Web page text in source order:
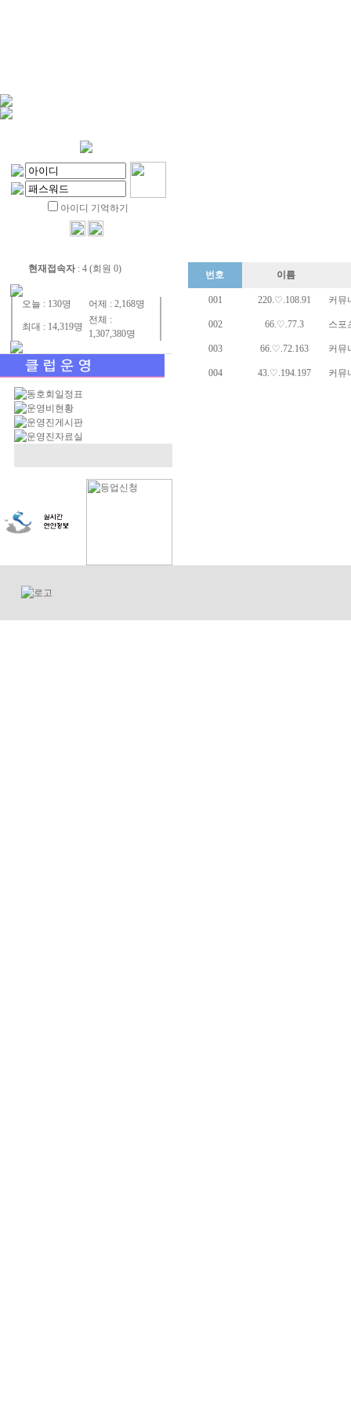
아이디 기억하기
현재접속자: 4 (회원 0)
오늘 : 130명 어제 : 2,168명
최대 : 14,319명
전체 :
1,307,380명
번호 이름
001 220.♡.108.91 커뮤
002 66.♡.77.3 스포
003 66.♡.72.163 커뮤
004 43.♡.194.197 커뮤